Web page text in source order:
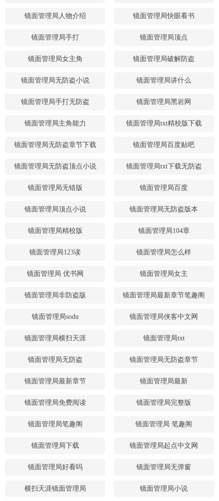
镜面管理局人物介绍 镜面管理局快眼看书
镜面管理局手打 镜面管理局顶点
镜面管理局女主角 镜面管理局破解防盗
镜面管理局无防盗小说 镜面管理局讲什么
镜面管理局手打无防盗 镜面管理局黑岩网
镜面管理局主角能力 镜面管理局txt精校版下载
镜面管理局无防盗章节下载 镜面管理局百度贴吧
镜面管理局无防盗顶点小说 镜面管理局txt下载无防盗
镜面管理局无错版 镜面管理局百度
镜面管理局顶点小说 镜面管理局无防盗版本
镜面管理局精校版 镜面管理局104章
镜面管理局123读 镜面管理局怎么样
镜面管理局 优书网 镜面管理局女主
镜面管理局非防盗版 镜面管理局最新章节笔趣阁
镜面管理局sodu 镜面管理局侠客中文网
镜面管理局横扫天涯 镜面管理局txt
镜面管理局无防盗 镜面管理局无防盗章节
镜面管理局最新章节 镜面管理局最新
镜面管理局免费阅读 镜面管理局完整版
镜面管理局笔趣阁 镜面管理局 笔趣阁
镜面管理局下载 镜面管理局起点中文网
镜面管理局好看吗 镜面管理局无弹窗
横扫天涯镜面管理局 镜面管理局小说